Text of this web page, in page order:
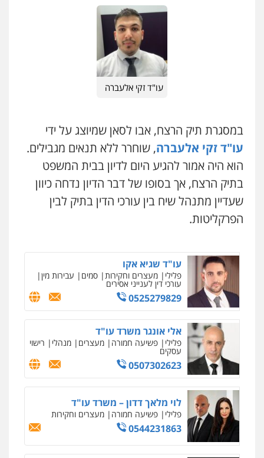
עו"ד זקי אלעברה
במסגרת תיק הרצח, אבו לסאן שמיוצג על ידי
עו"ד זקי אלעברה, שוחרר ללא תנאים מגבילים.
הוא היה אמור להגיע היום לדיון בבית המשפט
בתיק הרצח, אך בסופו של דבר הדיון נדחה כיוון
שעדיין מתנהל שיח בין עורכי הדין בתיק לבין
הפרקליטות.
פלילי משפט פלילי
0528959600
קורל קרוז – עורך דין פלילי
משפט פלילי
0545437431
עו"ד עלי סעדי
פשיעה חמורה
ומעצרים
0508824984
עו"ד תומר בנישתי
פלילי מעצרים וחקירות צווארון לבן פשיעה
עו"ד שגיא אקו
פלילי מעצרים וחקירות סמים עבירות מין
עורכי דין לענייני אסירים
0525279829
אלי אונגר משרד עו"ד
פלילי פשיעה חמורה מעצרים מנהלי רישוי
עסקים
0507302623
לוי מלאך דדון – משרד עו"ד
פלילי פשיעה חמורה מעצרים וחקירות
0544231863